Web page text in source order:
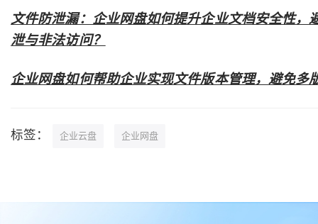
文件防泄漏：企业网盘如何提升企业文档安全性，
泄与非法访问？
企业网盘如何帮助企业实现文件版本管理，避免多
标签： 企业云盘 企业网盘